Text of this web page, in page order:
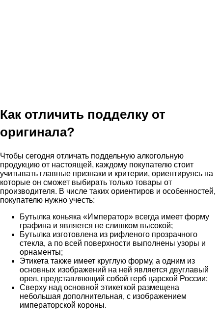
Как отличить подделку от
оригинала?
Чтобы сегодня отличать поддельную алкогольную
продукцию от настоящей, каждому покупателю стоит
учитывать главные признаки и критерии, ориентируясь на
которые он сможет выбирать только товары от
производителя. В числе таких ориентиров и особенностей,
покупателю нужно учесть:
Бутылка коньяка «Император» всегда имеет форму
графина и является не слишком высокой;
Бутылка изготовлена из рифленого прозрачного
стекла, а по всей поверхности выполнены узоры и
орнаменты;
Этикета также имеет круглую форму, а одним из
основных изображений на ней является двуглавый
орел, представляющий собой герб царской России;
Сверху над основной этикеткой размещена
небольшая дополнительная, с изображением
императорской короны.